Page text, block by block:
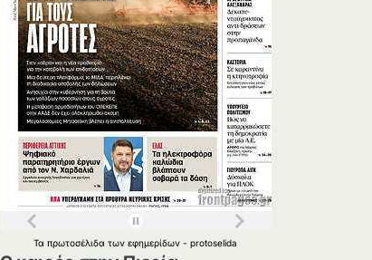
Ταπρωτοσέλιδατωνεφημερίδων-protoselida